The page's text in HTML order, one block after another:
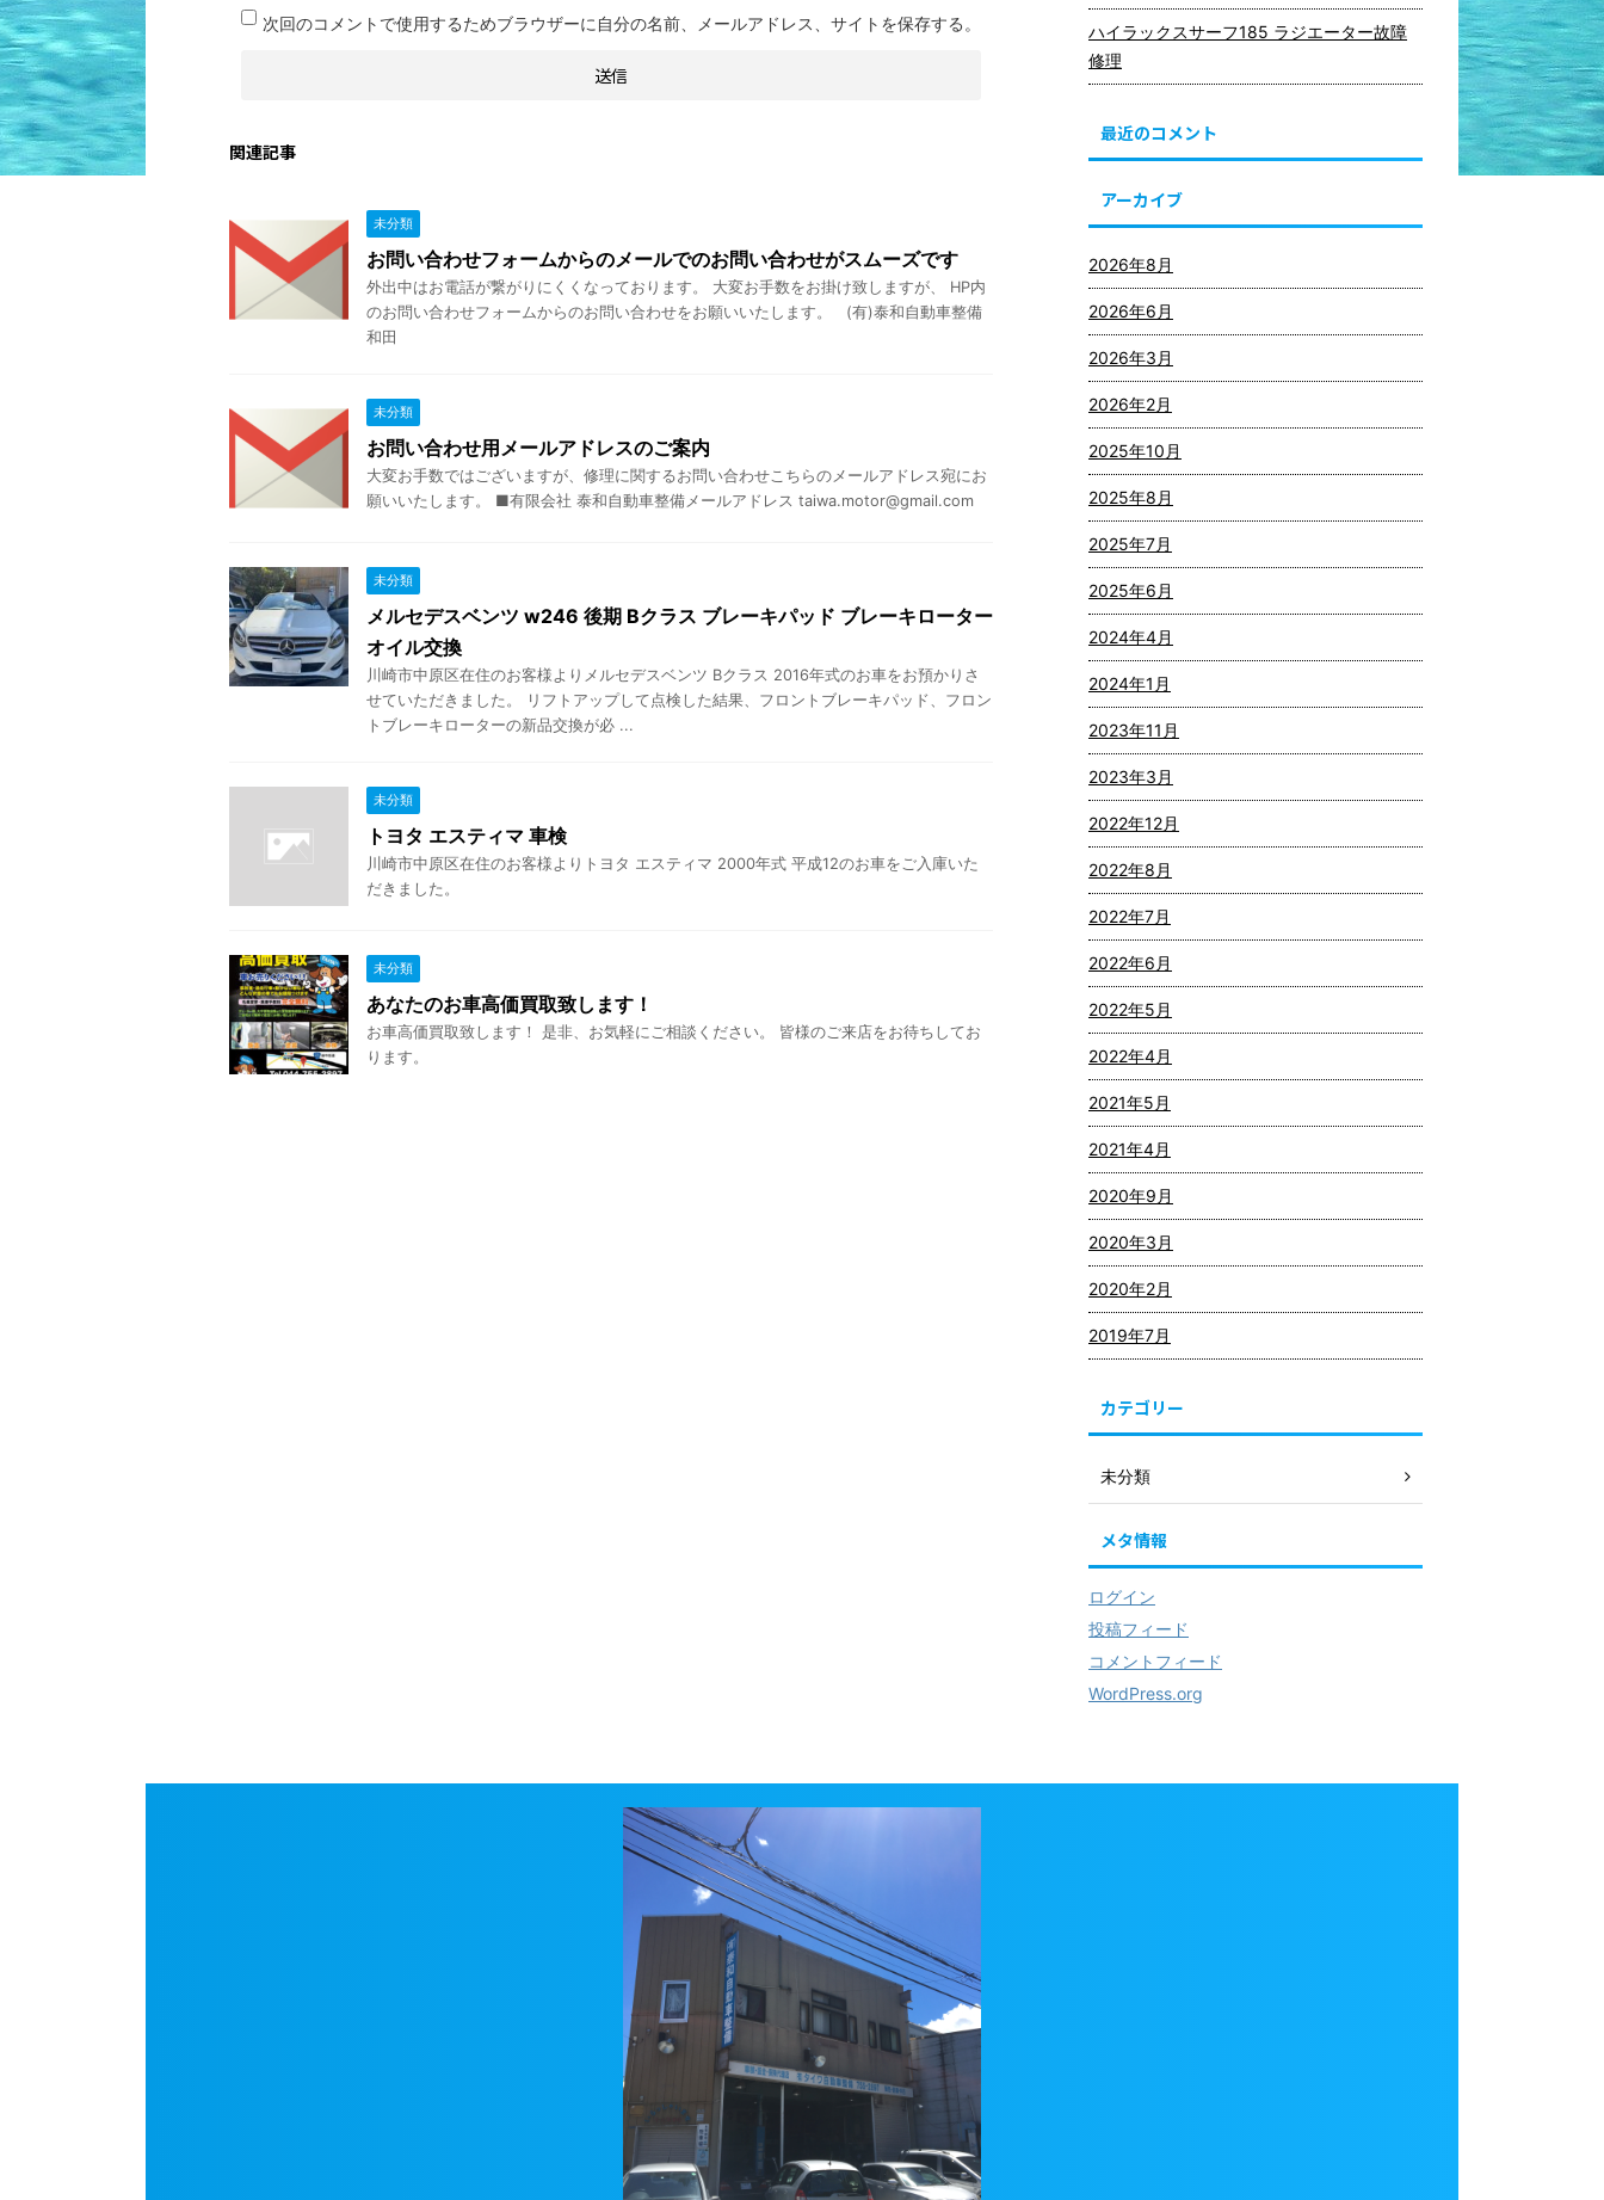
次回のコメントで使用するためブラウザーに自分の名前、メールアドレス、サイトを保存する。
関連記事
未分類
お問い合わせフォームからのメールでのお問い合わせがスムーズです
外出中はお電話が繋がりにくくなっております。 大変お手数をお掛け致しますが、 HP内
のお問い合わせフォームからのお問い合わせをお願いいたします。 (有)泰和自動車整備
和田
未分類
お問い合わせ用メールアドレスのご案内
大変お手数ではございますが、修理に関するお問い合わせこちらのメールアドレス宛にお
願いいたします。 ■有限会社 泰和自動車整備メールアドレス taiwa.motor@gmail.com
未分類
メルセデスベンツ w246 後期 Bクラス ブレーキパッド ブレーキローター
オイル交換
川崎市中原区在住のお客様よりメルセデスベンツ Bクラス 2016年式のお車をお預かりさ
せていただきました。 リフトアップして点検した結果、フロントブレーキパッド、フロン
トブレーキローターの新品交換が必 ...
未分類
トヨタ エスティマ 車検
川崎市中原区在住のお客様よりトヨタ エスティマ 2000年式 平成12のお車をご入庫いた
だきました。
未分類
あなたのお車高価買取致します！
お車高価買取致します！ 是非、お気軽にご相談ください。 皆様のご来店をお待ちしてお
ります。
ハイラックスサーフ185 ラジエーター故障
修理
最近のコメント
アーカイブ
2026年8月
2026年6月
2026年3月
2026年2月
2025年10月
2025年8月
2025年7月
2025年6月
2024年4月
2024年1月
2023年11月
2023年3月
2022年12月
2022年8月
2022年7月
2022年6月
2022年5月
2022年4月
2021年5月
2021年4月
2020年9月
2020年3月
2020年2月
2019年7月
カテゴリー
未分類
メタ情報
ログイン
投稿フィード
コメントフィード
WordPress.org